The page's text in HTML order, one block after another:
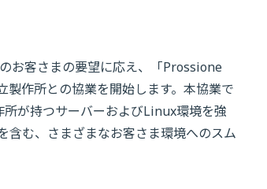
お客さまの要望に応え、「Prossione
作所との協業を開始します。本協業で
が持つサーバーおよびLinux環境を強
含む、さまざまなお客さま環境へのスム